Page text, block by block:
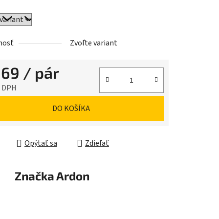
Zvoľte variant
/ pár
DO KOŠÍKA
Opýtať sa Zdieľať
ZnačkaArdon